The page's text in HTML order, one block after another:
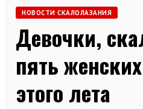
НОВОСТИ СКАЛОЛАЗАНИЯ
Девочки,
пять
этого лета